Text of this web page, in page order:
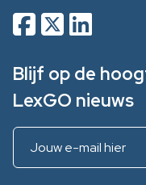
Blijf op de
LexGO nieuws